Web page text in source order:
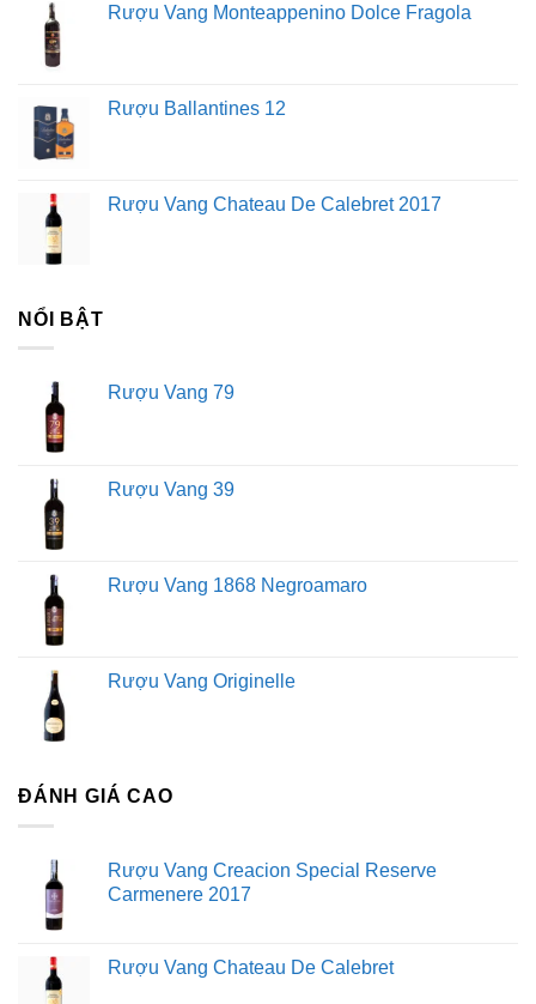
Rượu Vang Monteappenino Dolce Fragola
Rượu Ballantines 12
Rượu Vang Chateau De Calebret 2017
NỔI BẬT
Rượu Vang 79
Rượu Vang 39
Rượu Vang 1868 Negroamaro
Rượu Vang Originelle
ĐÁNH GIÁ CAO
Rượu Vang Creacion Special Reserve
Carmenere 2017
Rượu Vang Chateau De Calebret